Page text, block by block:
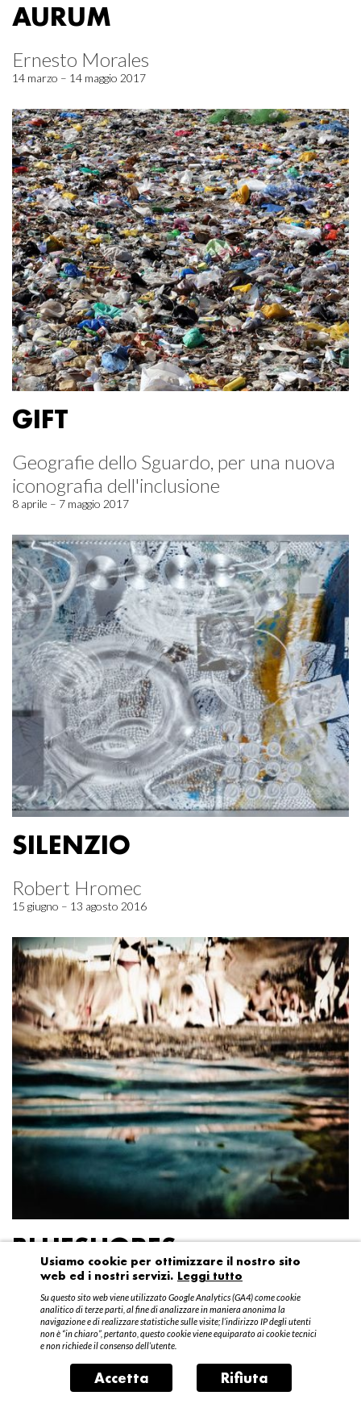
AURUM
Ernesto Morales
14 marzo – 14 maggio 2017
GIFT
Geografie dello Sguardo, per una nuova
iconografia dell'inclusione
8 aprile – 7 maggio 2017
SILENZIO
Robert Hromec
15 giugno – 13 agosto 2016
BLUESHORES
Federico Garibaldi
20 aprile – 15 maggio 2016
Usiamo cookie per ottimizzare il nostro sito
web ed i nostri servizi. Leggi tutto
Su questo sito web viene utilizzato Google Analytics (GA4) come cookie
analitico di terze parti, al fine di analizzare in maniera anonima la
navigazione e di realizzare statistiche sulle visite; l’indirizzo IP degli utenti
non è “in chiaro”, pertanto, questo cookie viene equiparato ai cookie tecnici
e non richiede il consenso dell’utente.
Accetta Rifiuta